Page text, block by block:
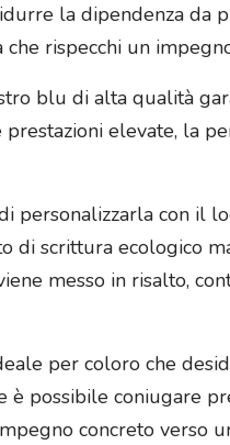
la dipendenza da
rispecchi un
blu di alta qualità
elevate, la
con il
di scrittura ecologico
messo in risalto,
per coloro che
possibile coniugare
concreto verso